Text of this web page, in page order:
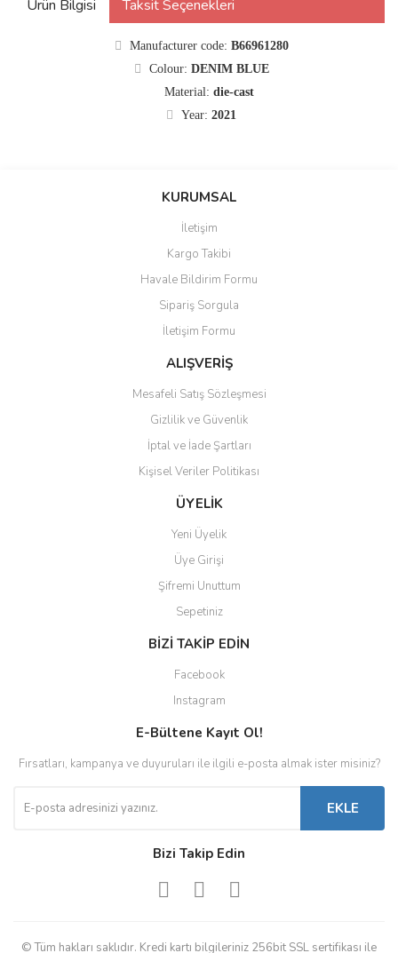
Ürün Bilgisi Taksit Seçenekleri
Manufacturer code: B66961280
Colour: DENIM BLUE
Material: die-cast
Year: 2021
KURUMSAL
İletişim
Kargo Takibi
Havale Bildirim Formu
Sipariş Sorgula
İletişim Formu
ALIŞVERİŞ
Mesafeli Satış Sözleşmesi
Gizlilik ve Güvenlik
İptal ve İade Şartları
Kişisel Veriler Politikası
ÜYELİK
Yeni Üyelik
Üye Girişi
Şifremi Unuttum
Sepetiniz
BİZİ TAKİP EDİN
Facebook
Instagram
E-Bültene Kayıt Ol!
Fırsatları, kampanya ve duyuruları ile ilgili e-posta almak ister misiniz?
EKLE
Bizi Takip Edin
© Tüm hakları saklıdır. Kredi kartı bilgileriniz 256bit SSL sertifikası ile